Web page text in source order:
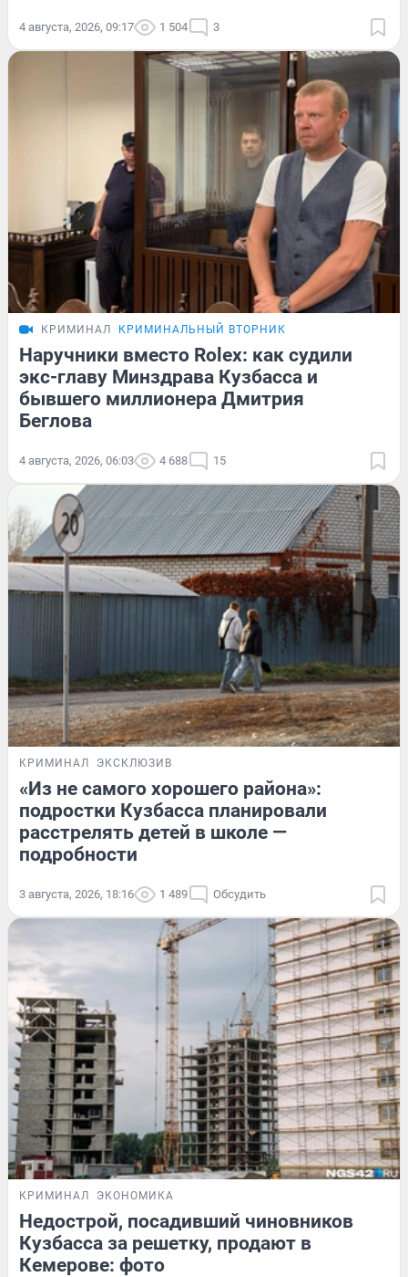
4 августа, 2026, 09:17 1 504 3
КРИМИНАЛ КРИМИНАЛЬНЫЙ ВТОРНИК
Наручники вместо Rolex: как судили
экс-главу Минздрава Кузбасса и
бывшего миллионера Дмитрия
Беглова
4 августа, 2026, 06:03 4 688 15
КРИМИНАЛ ЭКСКЛЮЗИВ
«Из не самого хорошего района»:
подростки Кузбасса планировали
расстрелять детей в школе —
подробности
3 августа, 2026, 18:16 1 489 Обсудить
КРИМИНАЛ ЭКОНОМИКА
Недострой, посадивший чиновников
Кузбасса за решетку, продают в
Кемерове: фото